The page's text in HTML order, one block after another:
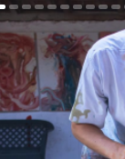
Lyra
de Car...
de Hugo
Asteroid...
ha sido el
del Ritz»,
de editorial,